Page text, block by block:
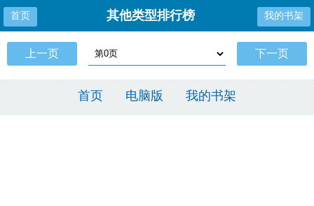
首页 我的书架
其他类型排行榜
上一页 下一页
首页 电脑版 我的书架